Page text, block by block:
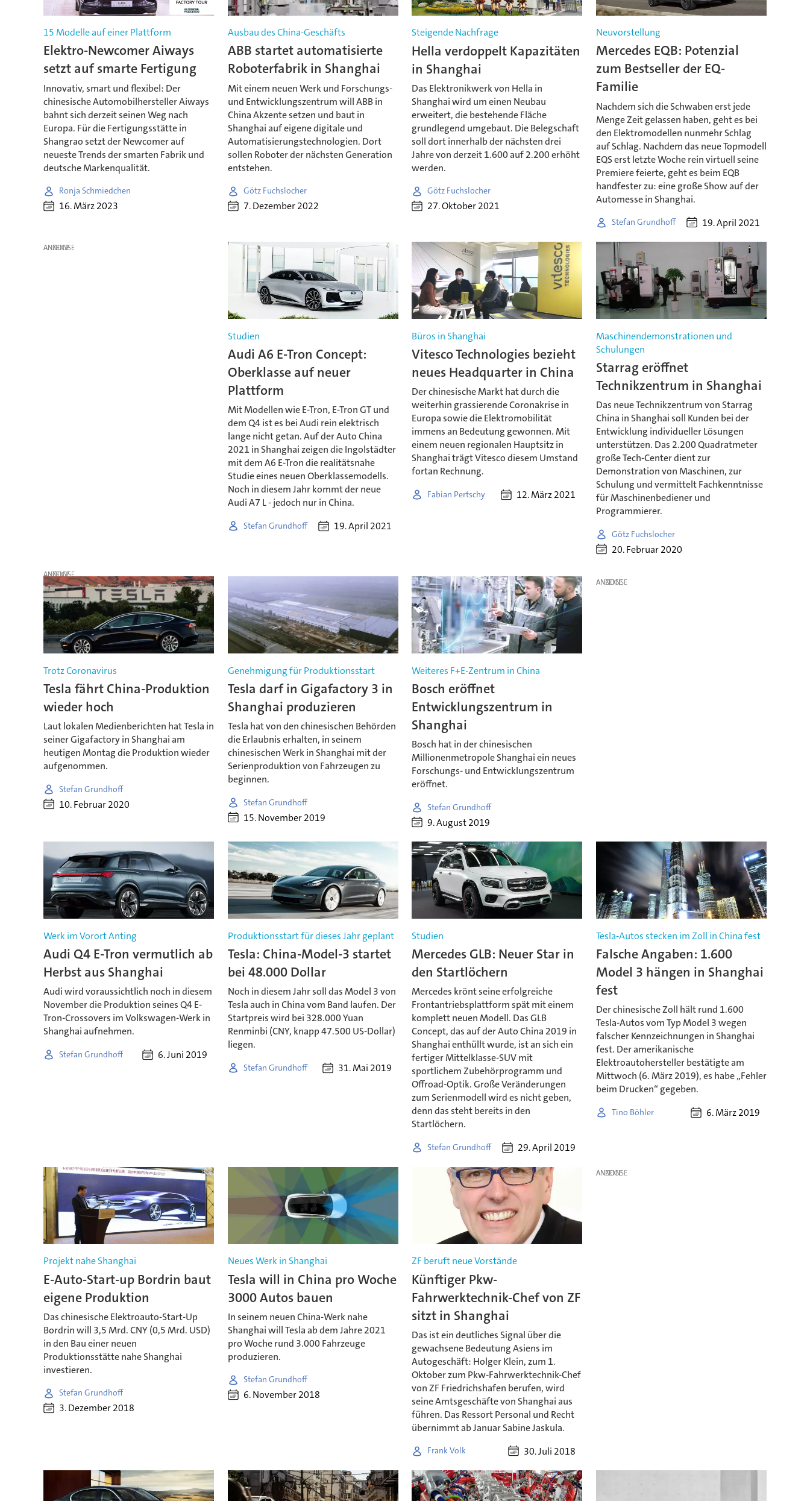
15 Modelle auf einer Plattform
Elektro-Newcomer Aiways
setzt auf smarte Fertigung
Innovativ, smart und flexibel: Der
chinesische Automobilhersteller Aiways
bahnt sich derzeit seinen Weg nach
Europa. Für die Fertigungsstätte in
Shangrao setzt der Newcomer auf
neueste Trends der smarten Fabrik und
deutsche Markenqualität.
Ronja Schmiedchen
16. März 2023
Ausbau des China-Geschäfts
ABB startet automatisierte
Roboterfabrik in Shanghai
Mit einem neuen Werk und Forschungs-
und Entwicklungszentrum will ABB in
China Akzente setzen und baut in
Shanghai auf eigene digitale und
Automatisierungstechnologien. Dort
sollen Roboter der nächsten Generation
entstehen.
Götz Fuchslocher
7. Dezember 2022
Steigende Nachfrage
Hella verdoppelt Kapazitäten
in Shanghai
Das Elektronikwerk von Hella in
Shanghai wird um einen Neubau
erweitert, die bestehende Fläche
grundlegend umgebaut. Die Belegschaft
soll dort innerhalb der nächsten drei
Jahre von derzeit 1.600 auf 2.200 erhöht
werden.
Götz Fuchslocher
27. Oktober 2021
Neuvorstellung
Mercedes EQB: Potenzial
zum Bestseller der EQ-
Familie
Nachdem sich die Schwaben erst jede
Menge Zeit gelassen haben, geht es bei
den Elektromodellen nunmehr Schlag
auf Schlag. Nachdem das neue Topmodell
EQS erst letzte Woche rein virtuell seine
Premiere feierte, geht es beim EQB
handfester zu: eine große Show auf der
Automesse in Shanghai.
Stefan Grundhoff 19. April 2021
ANZEIGE
Studien
Audi A6 E-Tron Concept:
Oberklasse auf neuer
Plattform
Mit Modellen wie E-Tron, E-Tron GT und
dem Q4 ist es bei Audi rein elektrisch
lange nicht getan. Auf der Auto China
2021 in Shanghai zeigen die Ingolstädter
mit dem A6 E-Tron die realitätsnahe
Studie eines neuen Oberklassemodells.
Noch in diesem Jahr kommt der neue
Audi A7 L - jedoch nur in China.
Stefan Grundhoff 19. April 2021
Büros in Shanghai
Vitesco Technologies bezieht
neues Headquarter in China
Der chinesische Markt hat durch die
weiterhin grassierende Coronakrise in
Europa sowie die Elektromobilität
immens an Bedeutung gewonnen. Mit
einem neuen regionalen Hauptsitz in
Shanghai trägt Vitesco diesem Umstand
fortan Rechnung.
Fabian Pertschy 12. März 2021
Maschinendemonstrationen und
Schulungen
Starrag eröffnet
Technikzentrum in Shanghai
Das neue Technikzentrum von Starrag
China in Shanghai soll Kunden bei der
Entwicklung individueller Lösungen
unterstützen. Das 2.200 Quadratmeter
große Tech-Center dient zur
Demonstration von Maschinen, zur
Schulung und vermittelt Fachkenntnisse
für Maschinenbediener und
Programmierer.
Götz Fuchslocher
20. Februar 2020
ANZEIGE
Trotz Coronavirus
Tesla fährt China-Produktion
wieder hoch
Laut lokalen Medienberichten hat Tesla in
seiner Gigafactory in Shanghai am
heutigen Montag die Produktion wieder
aufgenommen.
Stefan Grundhoff
10. Februar 2020
Genehmigung für Produktionsstart
Tesla darf in Gigafactory 3 in
Shanghai produzieren
Tesla hat von den chinesischen Behörden
die Erlaubnis erhalten, in seinem
chinesischen Werk in Shanghai mit der
Serienproduktion von Fahrzeugen zu
beginnen.
Stefan Grundhoff
15. November 2019
Weiteres F+E-Zentrum in China
Bosch eröffnet
Entwicklungszentrum in
Shanghai
Bosch hat in der chinesischen
Millionenmetropole Shanghai ein neues
Forschungs- und Entwicklungszentrum
eröffnet.
Stefan Grundhoff
9. August 2019
ANZEIGE
Werk im Vorort Anting
Audi Q4 E-Tron vermutlich ab
Herbst aus Shanghai
Audi wird voraussichtlich noch in diesem
November die Produktion seines Q4 E-
Tron-Crossovers im Volkswagen-Werk in
Shanghai aufnehmen.
Stefan Grundhoff 6. Juni 2019
Produktionsstart für dieses Jahr geplant
Tesla: China-Model-3 startet
bei 48.000 Dollar
Noch in diesem Jahr soll das Model 3 von
Tesla auch in China vom Band laufen. Der
Startpreis wird bei 328.000 Yuan
Renminbi (CNY, knapp 47.500 US-Dollar)
liegen.
Stefan Grundhoff 31. Mai 2019
Studien
Mercedes GLB: Neuer Star in
den Startlöchern
Mercedes krönt seine erfolgreiche
Frontantriebsplattform spät mit einem
komplett neuen Modell. Das GLB
Concept, das auf der Auto China 2019 in
Shanghai enthüllt wurde, ist an sich ein
fertiger Mittelklasse-SUV mit
sportlichem Zubehörprogramm und
Offroad-Optik. Große Veränderungen
zum Serienmodell wird es nicht geben,
denn das steht bereits in den
Startlöchern.
Stefan Grundhoff 29. April 2019
Tesla-Autos stecken im Zoll in China fest
Falsche Angaben: 1.600
Model 3 hängen in Shanghai
fest
Der chinesische Zoll hält rund 1.600
Tesla-Autos vom Typ Model 3 wegen
falscher Kennzeichnungen in Shanghai
fest. Der amerikanische
Elektroautohersteller bestätigte am
Mittwoch (6. März 2019), es habe „Fehler
beim Drucken“ gegeben.
Tino Böhler 6. März 2019
Projekt nahe Shanghai
E-Auto-Start-up Bordrin baut
eigene Produktion
Das chinesische Elektroauto-Start-Up
Bordrin will 3,5 Mrd. CNY (0,5 Mrd. USD)
in den Bau einer neuen
Produktionsstätte nahe Shanghai
investieren.
Stefan Grundhoff
3. Dezember 2018
Neues Werk in Shanghai
Tesla will in China pro Woche
3000 Autos bauen
In seinem neuen China-Werk nahe
Shanghai will Tesla ab dem Jahre 2021
pro Woche rund 3.000 Fahrzeuge
produzieren.
Stefan Grundhoff
6. November 2018
ZF beruft neue Vorstände
Künftiger Pkw-
Fahrwerktechnik-Chef von ZF
sitzt in Shanghai
Das ist ein deutliches Signal über die
gewachsene Bedeutung Asiens im
Autogeschäft: Holger Klein, zum 1.
Oktober zum Pkw-Fahrwerktechnik-Chef
von ZF Friedrichshafen berufen, wird
seine Amtsgeschäfte von Shanghai aus
führen. Das Ressort Personal und Recht
übernimmt ab Januar Sabine Jaskula.
Frank Volk 30. Juli 2018
ANZEIGE